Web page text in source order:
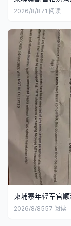
2026/8/871 阅读
柬埔寨年轻军官
2026/8/8557 阅读